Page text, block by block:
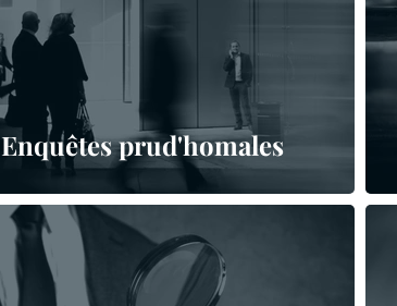
Enquêtes prud'homales